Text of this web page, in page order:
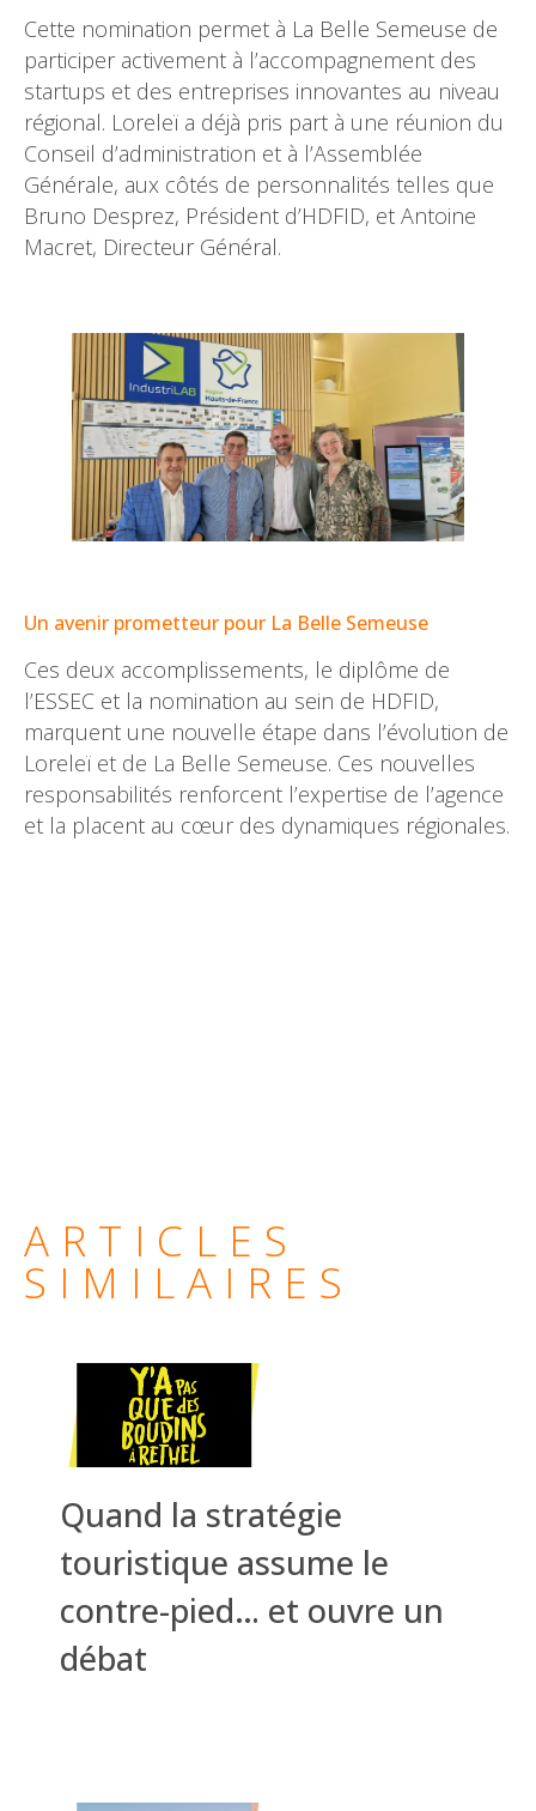
Cette nomination permet à La Belle Semeuse de
participer activement à l’accompagnement des
startups et des entreprises innovantes au niveau
régional. Loreleï a déjà pris part à une réunion du
Conseil d’administration et à l’Assemblée
Générale, aux côtés de personnalités telles que
Bruno Desprez, Président d’HDFID, et Antoine
Macret, Directeur Général.
Un avenir prometteur pour La Belle Semeuse
Ces deux accomplissements, le diplôme de
l’ESSEC et la nomination au sein de HDFID,
marquent une nouvelle étape dans l’évolution de
Loreleï et de La Belle Semeuse. Ces nouvelles
responsabilités renforcent l’expertise de l’agence
et la placent au cœur des dynamiques régionales.
ARTICLES
SIMILAIRES
Quand la stratégie
touristique assume le
contre-pied… et ouvre un
débat